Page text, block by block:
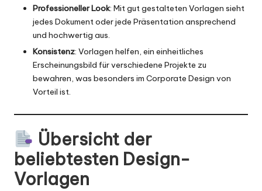
Professioneller Look: Mit gut gestalteten Vorlagen sieht
jedes Dokument oder jede Präsentation ansprechend
und hochwertig aus.
Konsistenz: Vorlagen helfen, ein einheitliches
Erscheinungsbild für verschiedene Projekte zu
bewahren, was besonders im Corporate Design von
Vorteil ist.
Übersicht der
beliebtesten Design-
Vorlagen